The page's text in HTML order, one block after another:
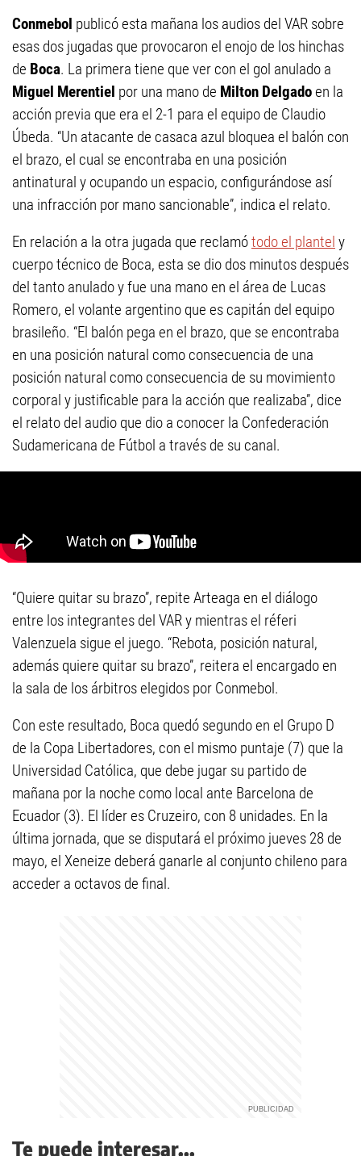
Conmebol publicó esta mañana los audios del VAR sobre
esas dos jugadas que provocaron el enojo de los hinchas
de Boca. La primera tiene que ver con el gol anulado a
Miguel Merentiel por una mano de Milton Delgadoen la
acción previa que era el 2-1 para el equipo de Claudio
Úbeda. “Un atacante de casaca azul bloquea el balón con
el brazo, el cual se encontraba en una posición
antinatural y ocupando un espacio, configurándose así
una infracción por mano sancionable”, indica el relato.
En relación a la otra jugada que reclamótodo el plantel y
cuerpo técnico de Boca, esta se dio dos minutos después
del tanto anulado y fue una mano en el área de Lucas
Romero, el volante argentino que es capitán del equipo
brasileño. “El balón pega en el brazo, que se encontraba
en una posición natural como consecuencia de una
posición natural como consecuencia de su movimiento
corporal y justificable para la acción que realizaba”, dice
el relato del audio que dio a conocer la Confederación
Sudamericana de Fútbol a través de su canal.
“Quiere quitar su brazo”, repite Arteaga en el diálogo
entre los integrantes del VAR y mientras el réferi
Valenzuela sigue el juego. “Rebota, posición natural,
además quiere quitar su brazo”, reitera el encargado en
la sala de los árbitros elegidos por Conmebol.
Con este resultado, Boca quedó segundo en el Grupo D
de la Copa Libertadores, con el mismo puntaje (7) que la
Universidad Católica, que debe jugar su partido de
mañana por la noche como local ante Barcelona de
Ecuador (3). El líder es Cruzeiro, con 8 unidades. En la
última jornada, que se disputará el próximo jueves 28 de
mayo, el Xeneize deberá ganarle al conjunto chileno para
acceder a octavos de final.
Te puede interesar...